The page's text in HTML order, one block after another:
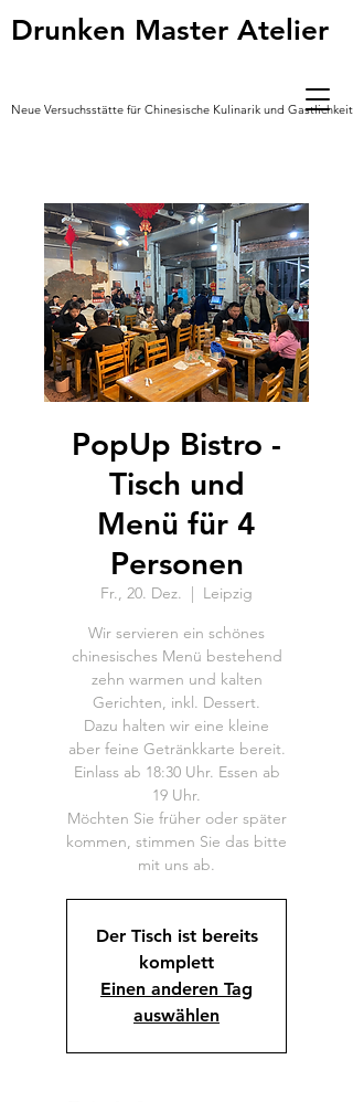
Drunken Master Atelier
Neue Versuchsstätte für Chinesische Kulinarik und Gastlichkeit *
PopUp Bistro -
Tisch und
Menü für 4
Personen
Fr., 20. Dez.
  |
Leipzig
Wir servieren ein schönes
chinesisches Menü bestehend
zehn warmen und kalten
Gerichten, inkl. Dessert.
Dazu halten wir eine kleine
aber feine Getränkkarte bereit.
Einlass ab 18:30 Uhr. Essen ab
19 Uhr.
Möchten Sie früher oder später
kommen, stimmen Sie das bitte
mit uns ab.
Der Tisch ist bereits
komplett
Einen anderen Tag
auswählen